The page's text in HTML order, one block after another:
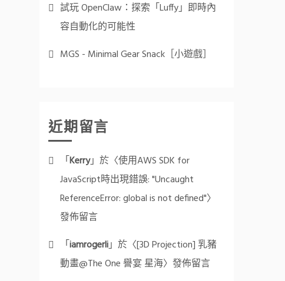
試玩 OpenClaw：探索「Luffy」即時內
容自動化的可能性
MGS - Minimal Gear Snack［小遊戲］
近期留言
「Kerry」於〈使用AWS SDK for
JavaScript時出現錯誤: "Uncaught
ReferenceError: global is not defined"〉
發佈留言
「iamrogerli」於〈[3D Projection] 乳豬
動畫@The One 譽宴 星海〉發佈留言